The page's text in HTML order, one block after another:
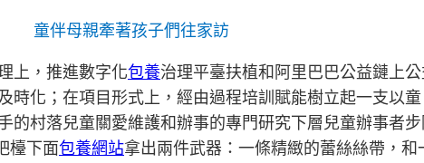
童伴母親牽著孩子們往家訪
上，推進數字化包養治理平臺扶植和阿里巴巴公益鏈上
時化；在項目形式上，經由過程培訓賦能樹立起一支以
村落兒童關愛維護和辦事的專門研究下層兒童辦事者
檯下面包養網站拿出兩件武器：一條精緻的蕾絲絲帶，